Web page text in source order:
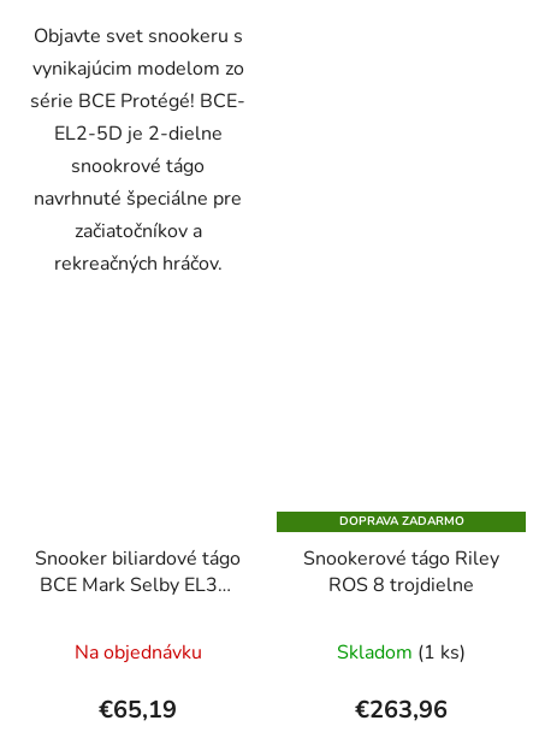
Objavte svet snookeru s
vynikajúcim modelom zo
série BCE Protégé! BCE-
EL2-5D je 2-dielne
snookrové tágo
navrhnuté špeciálne pre
začiatočníkov a
rekreačných hráčov.
Snooker biliardové tágo
BCE Mark Selby EL3D,
Na objednávku
€65,19
DOPRAVA ZADARMO
Snookerové tágo Riley
ROS 8 trojdielne
Skladom (1 ks)
€263,96